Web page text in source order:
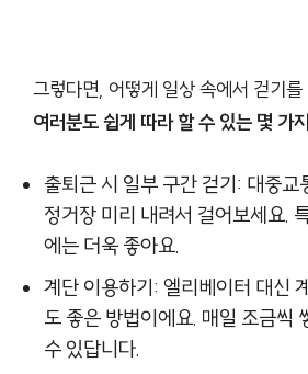
그렇다면, 어떻게 일상 속에서 걷기
여러분도 쉽게 따라 할 수 있는 몇 가
출퇴근 시 일부 구간 걷기: 대중교
정거장 미리 내려서 걸어보세요.
에는 더욱 좋아요.
계단 이용하기: 엘리베이터 대신
도 좋은 방법이에요. 매일 조금씩
수 있답니다.